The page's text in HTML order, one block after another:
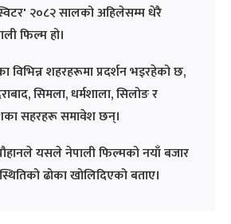
२०८२ सालको अहिलेसम्म धेरै
फिल्म हो।
विभिन्न शहरहरूमा प्रदर्शन भइरहेको छ,
सिमला, धर्मशाला, सिलोङ र
सहरहरू समावेश छन्।
यसले नेपाली फिल्मको नयाँ बजार
ढोका खोलिदिएको बताए।